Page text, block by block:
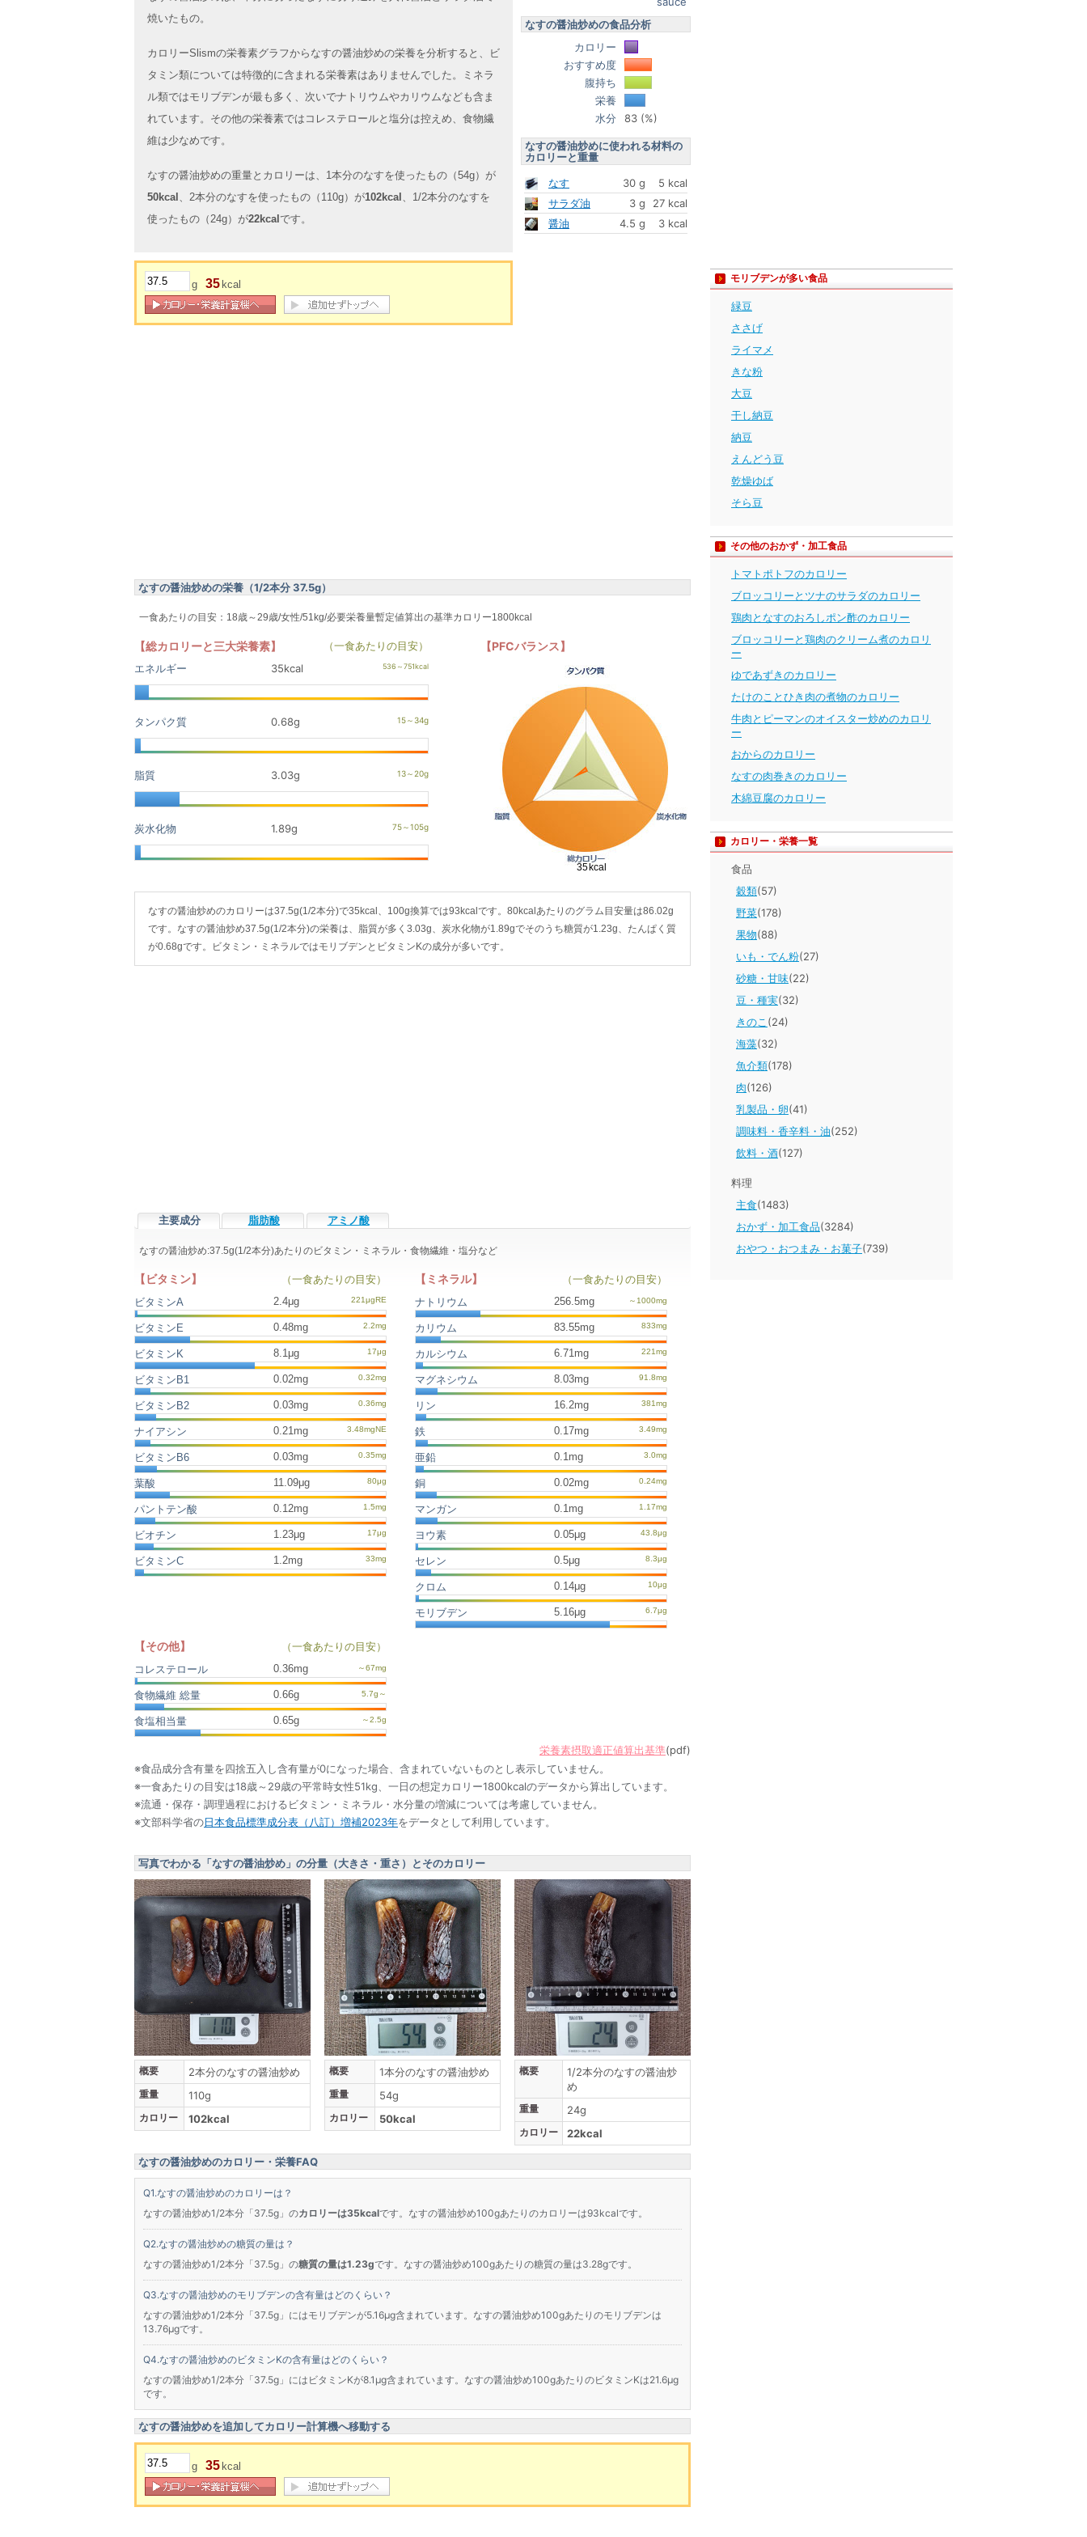
焼いたもの。
カロリーSlismの栄養素グラフからなすの醤油炒めの栄養を分析すると、ビ
タミン類については特徴的に含まれる栄養素はありませんでした。ミネラ
ル類ではモリブデンが最も多く、次いでナトリウムやカリウムなども含ま
れています。その他の栄養素ではコレステロールと塩分は控えめ、食物繊
維は少なめです。
なすの醤油炒めの重量とカロリーは、1本分のなすを使ったもの（54g）が
50kcal 、2本分のなすを使ったもの（110g）が102kcal 、1/2本分のなすを
使ったもの（24g）が22kcal です。
g 35 kcal
なすの醤油炒めの食品分析
カロリー
おすすめ度
腹持ち
栄養
水分
83 (%)
なすの醤油炒めに使われる材料の
カロリーと重量
なす
30 g
5 kcal
サラダ油
3 g
27 kcal
醤油
4.5 g 3 kcal
なすの醤油炒めの栄養（1/2本分 37.5g）
一食あたりの目安：18歳～29歳/女性/51kg/必要栄養量暫定値算出の基準カロリー1800kcal
【総カロリーと三大栄養素】
（一食あたりの目安）
エネルギー
35kcal
タンパク質 0.68g
脂質 3.03g
炭水化物 1.89g
【PFCバランス】
なすの醤油炒めのカロリーは37.5g(1/2本分)で35kcal、100g換算では93kcalです。80kcalあたりのグラム目安量は86.02g
です。なすの醤油炒め37.5g(1/2本分)の栄養は、脂質が多く3.03g、炭水化物が1.89gでそのうち糖質が1.23g、たんぱく質
が0.68gです。ビタミン・ミネラルではモリブデンとビタミンKの成分が多いです。
主要成分 脂肪酸 アミノ酸
なすの醤油炒め:37.5g(1/2本分)あたりのビタミン・ミネラル・食物繊維・塩分など
【ビタミン】
（一食あたりの目安）
ビタミンA
2.4μg
ビタミンE 0.48mg
ビタミンK 8.1μg
ビタミンB1 0.02mg
ビタミンB2 0.03mg
ナイアシン 0.21mg
ビタミンB6 0.03mg
葉酸 11.09μg
パントテン酸 0.12mg
ビオチン 1.23μg
ビタミンC 1.2mg
【ミネラル】
（一食あたりの目安）
ナトリウム
256.5mg
カリウム 83.55mg
カルシウム 6.71mg
マグネシウム 8.03mg
リン 16.2mg
鉄 0.17mg
亜鉛 0.1mg
銅 0.02mg
マンガン 0.1mg
ヨウ素 0.05μg
セレン 0.5μg
クロム 0.14μg
モリブデン 5.16μg
【その他】
（一食あたりの目安）
コレステロール
0.36mg
食物繊維 総量 0.66g
食塩相当量 0.65g
栄養素摂取適正値算出基準(pdf)
※食品成分含有量を四捨五入し含有量が0になった場合、含まれていないものとし表示していません。
※一食あたりの目安は18歳～29歳の平常時女性51kg、一日の想定カロリー1800kcalのデータから算出しています。
※流通・保存・調理過程におけるビタミン・ミネラル・水分量の増減については考慮していません。
※文部科学省の日本食品標準成分表（八訂）増補2023年をデータとして利用しています。
写真でわかる「なすの醤油炒め」の分量（大きさ・重さ）とそのカロリー
概要 2本分のなすの醤油炒め
重量 110g
カロリー 102kcal
概要 1本分のなすの醤油炒め
重量 54g
カロリー 50kcal
概要
1/2本分のなすの醤油炒
め
重量 24g
カロリー 22kcal
なすの醤油炒めのカロリー・栄養FAQ
なすの醤油炒めのカロリーは？
なすの醤油炒め1/2本分「37.5g」のカロリーは35kcalです。なすの醤油炒め100gあたりのカロリーは93kcalです。
なすの醤油炒めの糖質の量は？
なすの醤油炒め1/2本分「37.5g」の糖質の量は1.23gです。なすの醤油炒め100gあたりの糖質の量は3.28gです。
なすの醤油炒めのモリブデンの含有量はどのくらい？
なすの醤油炒め1/2本分「37.5g」にはモリブデンが5.16μg含まれています。なすの醤油炒め100gあたりのモリブデンは
13.76μgです。
なすの醤油炒めのビタミンKの含有量はどのくらい？
なすの醤油炒め1/2本分「37.5g」にはビタミンKが8.1μg含まれています。なすの醤油炒め100gあたりのビタミンKは21.6μg
です。
なすの醤油炒めを追加してカロリー計算機へ移動する
g 35 kcal
モリブデンが多い食品
緑豆
ささげ
ライマメ
きな粉
大豆
干し納豆
納豆
えんどう豆
乾燥ゆば
そら豆
その他のおかず・加工食品
トマトポトフのカロリー
ブロッコリーとツナのサラダのカロリー
鶏肉となすのおろしポン酢のカロリー
ブロッコリーと鶏肉のクリーム煮のカロリ
ー
ゆであずきのカロリー
たけのことひき肉の煮物のカロリー
牛肉とピーマンのオイスター炒めのカロリ
ー
おからのカロリー
なすの肉巻きのカロリー
木綿豆腐のカロリー
カロリー・栄養一覧
食品
穀類(57)
野菜(178)
果物(88)
いも・でん粉(27)
砂糖・甘味(22)
豆・種実(32)
きのこ (24)
海藻(32)
魚介類(178)
肉(126)
乳製品・卵(41)
調味料・香辛料・油(252)
飲料・酒(127)
料理
主食(1483)
おかず・加工食品(3284)
おやつ・おつまみ・お菓子(739)